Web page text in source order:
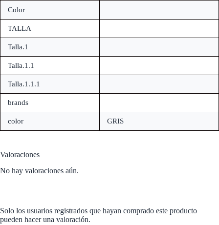
Color
TALLA
Talla.1
Talla.1.1
Talla.1.1.1
brands
color GRIS
Valoraciones
No hay valoraciones aún.
Solo los usuarios registrados que hayan comprado este producto
pueden hacer una valoración.